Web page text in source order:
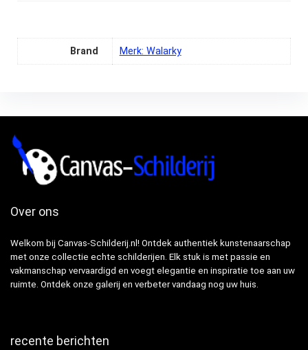
Brand Merk: Walarky
Over ons
Welkom bij Canvas-Schilderij.nl! Ontdek authentiek kunstenaarschap
met onze collectie echte schilderijen. Elk stuk is met passie en
vakmanschap vervaardigd en voegt elegantie en inspiratie toe aan uw
ruimte. Ontdek onze galerij en verbeter vandaag nog uw huis.
recente berichten